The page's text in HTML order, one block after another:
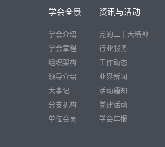
学会全景
学会介绍
学会章程
组织架构
领导介绍
大事记
分支机构
单位会员
资讯与活动
党的二十大精神
行业服务
工作动态
业界新闻
活动通知
党建活动
学会年报